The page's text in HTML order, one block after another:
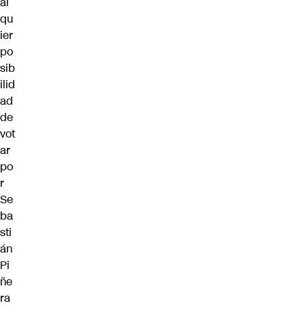
qu
ier
po
sib
ilid
ad
de
vot
ar
po
r
Se
ba
sti
án
Pi
ñe
ra